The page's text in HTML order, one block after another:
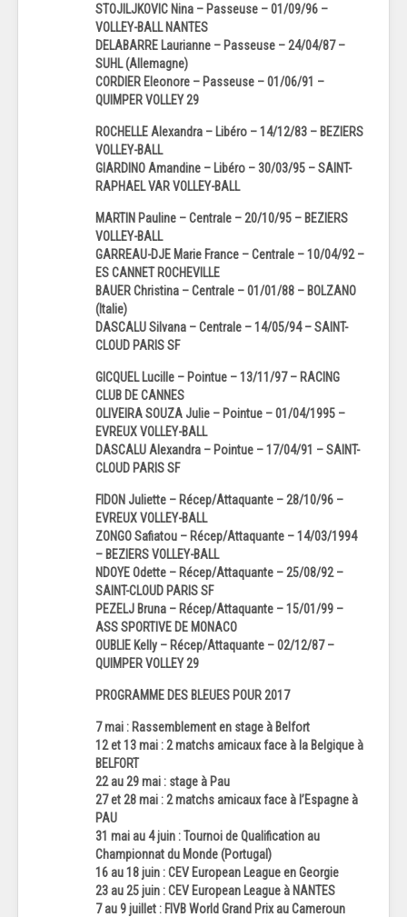
STOJILJKOVIC Nina – Passeuse – 01/09/96 –
VOLLEY-BALL NANTES
DELABARRE Laurianne – Passeuse – 24/04/87 –
SUHL (Allemagne)
CORDIER Eleonore – Passeuse – 01/06/91 –
QUIMPER VOLLEY 29
ROCHELLE Alexandra – Libéro – 14/12/83 – BEZIERS
VOLLEY-BALL
GIARDINO Amandine – Libéro – 30/03/95 – SAINT-
RAPHAEL VAR VOLLEY-BALL
MARTIN Pauline – Centrale – 20/10/95 – BEZIERS
VOLLEY-BALL
GARREAU-DJE Marie France – Centrale – 10/04/92 –
ES CANNET ROCHEVILLE
BAUER Christina – Centrale – 01/01/88 – BOLZANO
(Italie)
DASCALU Silvana – Centrale – 14/05/94 – SAINT-
CLOUD PARIS SF
GICQUEL Lucille – Pointue – 13/11/97 – RACING
CLUB DE CANNES
OLIVEIRA SOUZA Julie – Pointue – 01/04/1995 –
EVREUX VOLLEY-BALL
DASCALU Alexandra – Pointue – 17/04/91 – SAINT-
CLOUD PARIS SF
FIDON Juliette – Récep/Attaquante – 28/10/96 –
EVREUX VOLLEY-BALL
ZONGO Safiatou – Récep/Attaquante – 14/03/1994
– BEZIERS VOLLEY-BALL
NDOYE Odette – Récep/Attaquante – 25/08/92 –
SAINT-CLOUD PARIS SF
PEZELJ Bruna – Récep/Attaquante – 15/01/99 –
ASS SPORTIVE DE MONACO
OUBLIE Kelly – Récep/Attaquante – 02/12/87 –
QUIMPER VOLLEY 29
PROGRAMME DES BLEUES POUR 2017
7 mai : Rassemblement en stage à Belfort
12 et 13 mai : 2 matchs amicaux face à la Belgique à
BELFORT
22 au 29 mai : stage à Pau
27 et 28 mai : 2 matchs amicaux face à l’Espagne à
PAU
31 mai au 4 juin : Tournoi de Qualification au
Championnat du Monde (Portugal)
16 au 18 juin : CEV European League en Georgie
23 au 25 juin : CEV European League à NANTES
7 au 9 juillet : FIVB World Grand Prix au Cameroun